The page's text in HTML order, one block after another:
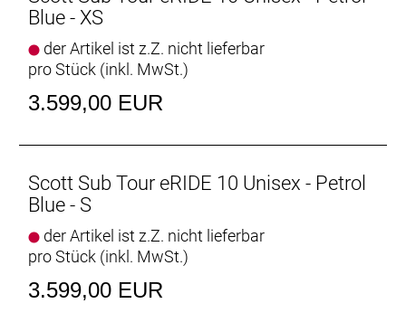
CL
Bereifung vorne: Schwalbe Energizer Plus Tour
700x55c
Bereifung hinten: Schwalbe Energizer Plus Tour
700x55c
Lenker: Syncros UC3.0 680mm / Rise 12mm /
backsweep 15°
Sattel: Syncros Capilano
Sattelstütze: Syncros 3.0 / 31.6mm / 350mm
Pedale: Syncros SP-828
Gepäckträger: Racktime w/ spring clamp SnapIt 2.0
Blue - XS
der Artikel ist z.Z. nicht lieferbar
pro Stück (inkl. MwSt.)
3.599,00 EUR
Scott Sub Tour eRIDE 10 Unisex - Petrol
Blue - S
der Artikel ist z.Z. nicht lieferbar
pro Stück (inkl. MwSt.)
3.599,00 EUR